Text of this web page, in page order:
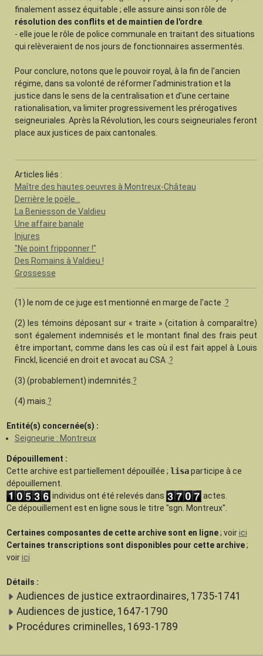
finalement assez équitable ; elle assure ainsi son rôle de
résolution des conflits et de maintien de l'ordre.
- elle joue le rôle de police communale en traitant des situations
qui relèveraient de nos jours de fonctionnaires assermentés.
Pour conclure, notons que le pouvoir royal, à la fin de l'ancien
régime, dans sa volonté de réformer l'administration et la
justice dans le sens de la centralisation et d'une certaine
rationalisation, va limiter progressivement les prérogatives
seigneuriales. Après la Révolution, les cours seigneuriales feront
place aux justices de paix cantonales.
Articles liés :
Maître des hautes oeuvres à Montreux-Château
Derrière le poële...
La Beniesson de Valdieu
Une affaire banale
Injures
"Ne point fripponner !"
Des Romains à Valdieu !
Grossesse
(1) le nom de ce juge est mentionné en marge de l'acte . ?
(2) les témoins déposant sur « traite » (citation à comparaître)
sont également indemnisés et le montant final des frais peut
être important, comme dans les cas où il est fait appel à Louis
Finckl, licencié en droit et avocat au CSA . ?
(3) (probablement) indemnités. ?
(4) mais. ?
Entité(s) concernée(s) :
Seigneurie : Montreux
Dépouillement :
Cette archive est partiellement dépouillée ; lisaparticipe à ce
dépouillement.
individus ont été relevés dans
actes.
Ce dépouillement est en ligne sous le titre "sgn. Montreux".
Certaines composantes de cette archive sont en ligne; voirici
Certaines transcriptions sont disponibles pour cette archive;
voirici
Détails :
Audiences de justice extraordinaires, 1735-1741
Audiences de justice, 1647-1790
Procédures criminelles, 1693-1789